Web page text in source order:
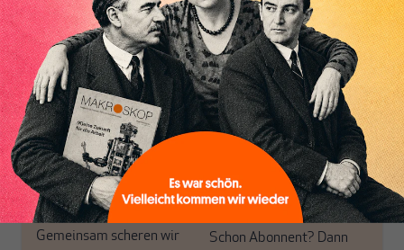
MAKROSKOP steht für
das große Ganze. Wir
haben einen Blick auf
Geld, Wirtschaft und
Politik, den Sie so
woanders nicht finden.
Dabei leben wir von
unseren Autoren, ihren
Recherchen, ihrem Wissen
und ihrem Enthusiasmus.
Gemeinsam scheren wir
engen und verstaubten
Debattenräume.
Brauchen Sie auch frische
Luft? Dann folgen Sie
einfach dem Button.
ABONNIEREN SIE
MAKROSKOP
Schon Abonnent? Dann